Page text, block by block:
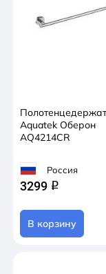
Aquatek Оберон
AQ4214CR
Россия
3299 q
В корзину